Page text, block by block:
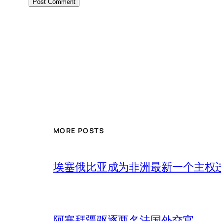
MORE POSTS
埃塞俄比亚成为非洲最新一个主权